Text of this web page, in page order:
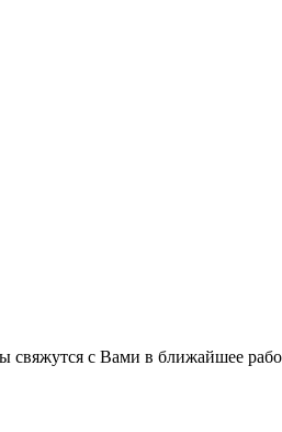
с Вами в ближайшее